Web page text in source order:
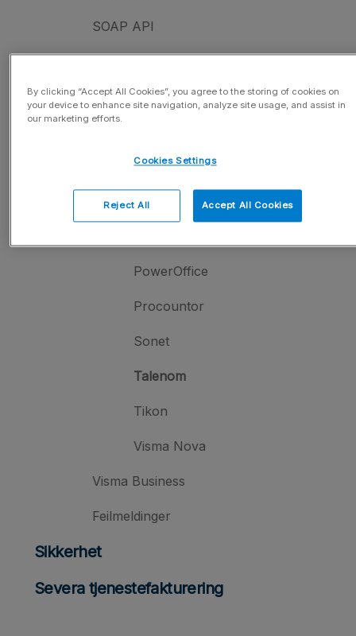
SOAP API
Økonomi
eFina
Fivaldi
Fortnox
PowerOffice
Procountor
Sonet
Talenom
Tikon
Visma Nova
Visma Business
Feilmeldinger
Sikkerhet
Severa tjenestefakturering
By clicking “Accept All Cookies”, you agree to the storing of cookies on
your device to enhance site navigation, analyze site usage, and assist in
our marketing efforts.
Cookies Settings
Reject All Accept All Cookies